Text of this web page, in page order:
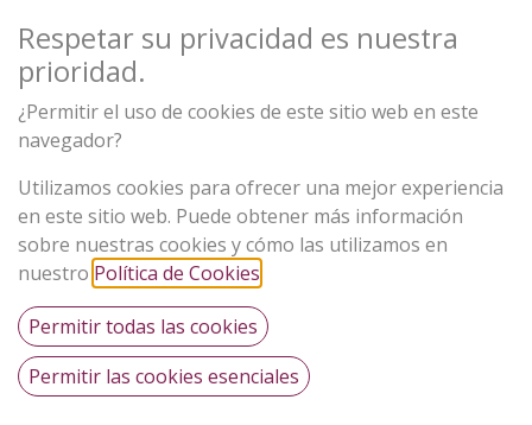
Diversificando la profesión musical a
través de la tecnología
9 horas 8 minutos
Trabajar con clientes: negociación,
acuerdos y cierre de proyectos
Respetar su privacidad es nuestra
prioridad.
¿Permitir el uso de cookies de este sitio web en este
navegador?
Utilizamos cookies para ofrecer una mejor experiencia
en este sitio web. Puede obtener más información
sobre nuestras cookies y cómo las utilizamos en
nuestro Política de Cookies
Permitir todas las cookies
Permitir las cookies esenciales